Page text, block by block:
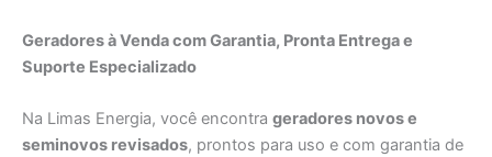
Geradores à Venda com Garantia, Pronta Entrega e
Suporte Especializado
Na Limas Energia, você encontra geradores novos e
seminovos revisados, prontos para uso e com garantia de